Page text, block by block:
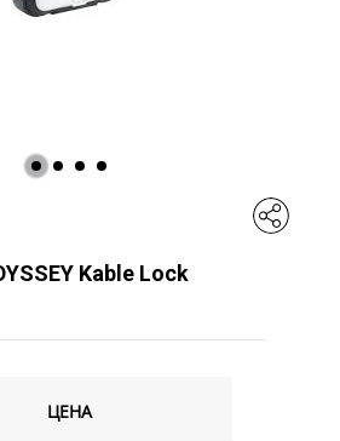
Kable Lock
ЦЕНА